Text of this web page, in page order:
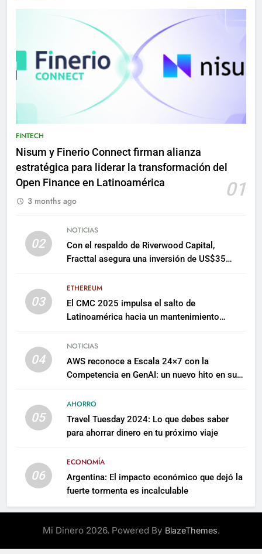
FINTECH
Nisum y Finerio Connect firman alianza
estratégica para liderar la transformación del
Open Finance en Latinoamérica
01
3 months ago
02
NOTICIAS
Con el respaldo de Riverwood Capital,
Fracttal asegura una inversión de US$35
03
ETHEREUM
El CMC 2025 impulsa el salto de
Latinoamérica hacia un mantenimiento
04
NOTICIAS
AWS reconoce a Escala 24×7 con la
Competencia en GenAI: un nuevo hito en su
05
AHORRO
Travel Tuesday 2024: Lo que debes saber
para ahorrar dinero en tu próximo viaje
06
ECONOMÍA
Argentina: El impacto económico que dejó la
fuerte tormenta es incalculable
Mi Dinero 2026. Powered By BlazeThemes.